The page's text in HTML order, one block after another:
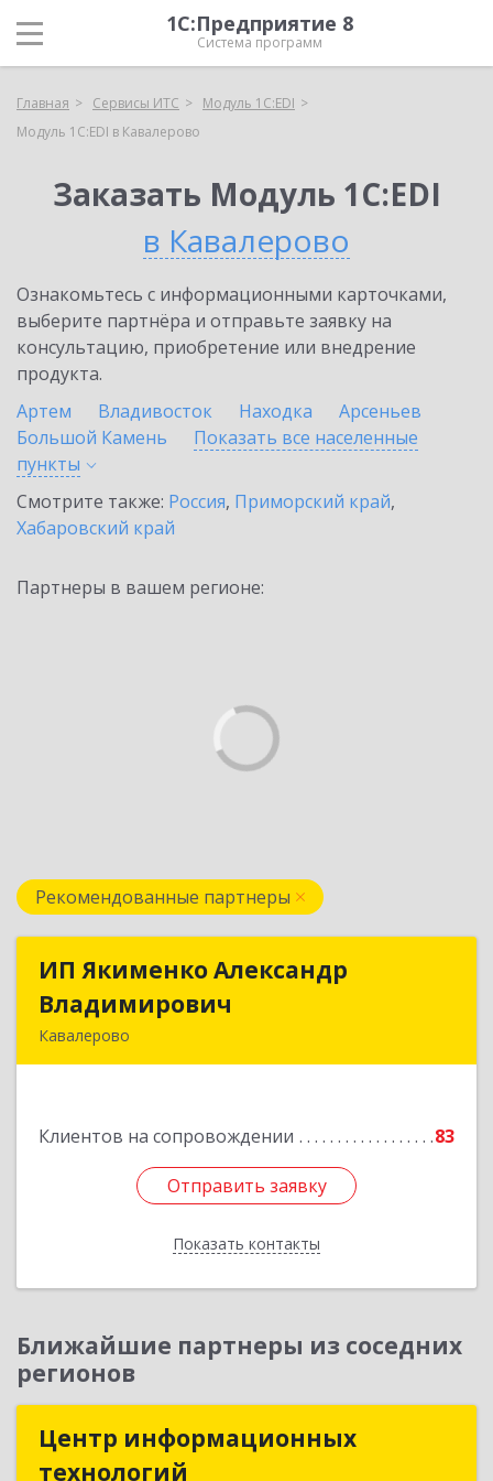
1С:Предприятие 8
Система программ
Главная Сервисы ИТС
Модуль 1C:EDI
Модуль 1C:EDI в Кавалерово
Заказать Модуль 1C:EDI
в Кавалерово
Ознакомьтесь с информационными карточками,
выберите партнёра и отправьте заявку на
консультацию, приобретение или внедрение
продукта.
Артем
Владивосток Находка
Арсеньев
Большой Камень
Показать все населенные
пункты
Смотрите также: Россия, Приморский край,
Хабаровский край
Партнеры в вашем регионе:
Рекомендованные партнеры
ИП Якименко Александр
Владимирович
Кавалерово
Клиентов на сопровождении 83
Отправить заявку
Показать контакты
ИП Якименко Александр
Подробнее
Отправить заявку
Назад
Ближайшие партнеры из соседних
регионов
Центр информационных
технологий
Центр информационных